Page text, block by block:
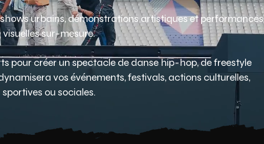
urbains, démonstrations artistiques et performances
visuelles sur-mesure.
pour créer un spectacle de danse hip-hop, de freestyle
vos événements, festivals, actions culturelles,
sportives ou sociales.